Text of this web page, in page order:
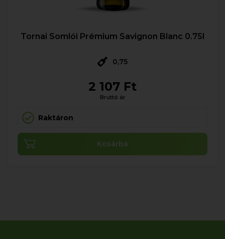
Tornai Somlói Prémium Savignon Blanc 0.75l
0,75
2 107 Ft
Bruttó ár
Raktáron
Kosárba